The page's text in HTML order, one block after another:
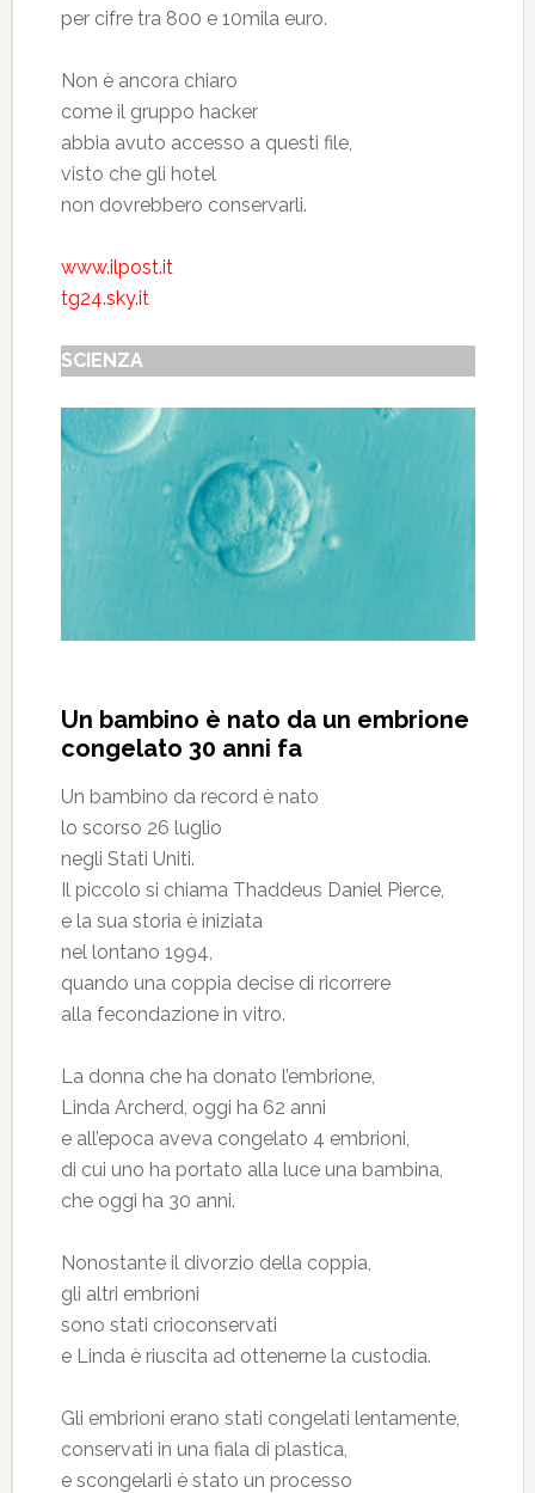
per cifre tra 800 e 10mila euro.
Non è ancora chiaro
come il gruppo hacker
abbia avuto accesso a questi file,
visto che gli hotel
non dovrebbero conservarli.
www.ilpost.it
tg24.sky.it
SCIENZA
Un bambino è nato da un embrione
congelato 30 anni fa
Un bambino da record è nato
lo scorso 26 luglio
negli Stati Uniti.
Il piccolo si chiama Thaddeus Daniel Pierce,
e la sua storia è iniziata
nel lontano 1994,
quando una coppia decise di ricorrere
alla fecondazione in vitro.
La donna che ha donato l’embrione,
Linda Archerd, oggi ha 62 anni
e all’epoca aveva congelato 4 embrioni,
di cui uno ha portato alla luce una bambina,
che oggi ha 30 anni.
Nonostante il divorzio della coppia,
gli altri embrioni
sono stati crioconservati
e Linda è riuscita ad ottenerne la custodia.
Gli embrioni erano stati congelati lentamente,
conservati in una fiala di plastica,
e scongelarli è stato un processo